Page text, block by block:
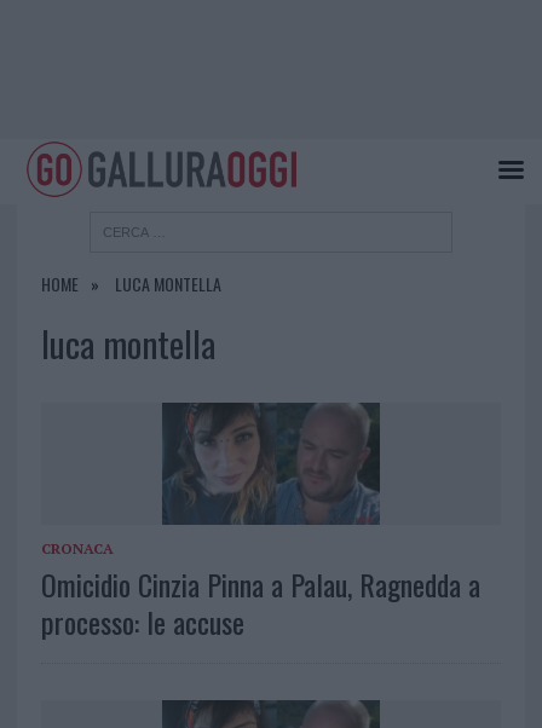
HOME LUCA MONTELLA
luca montella
CRONACA
Omicidio Cinzia Pinna a Palau, Ragnedda a
processo: le accuse